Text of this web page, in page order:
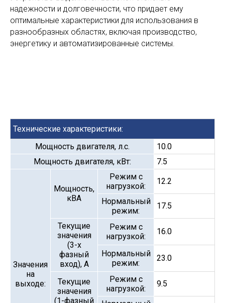
надежности и долговечности, что придает ему
оптимальные характеристики для использования в
разнообразных областях, включая производство,
энергетику и автоматизированные системы.
Технические характеристики:
Мощность двигателя, л.с.
10.0
Мощность двигателя, кВт:
7.5
Значения
на
выходе:
Мощность,
кВА
Режим с
нагрузкой:
12.2
Нормальный
режим:
17.5
Текущие
значения
(3-х
фазный
вход), А
Режим с
нагрузкой:
16.0
Нормальный
режим:
23.0
Текущие
значения
(1-фазный
Режим с
нагрузкой:
9.5